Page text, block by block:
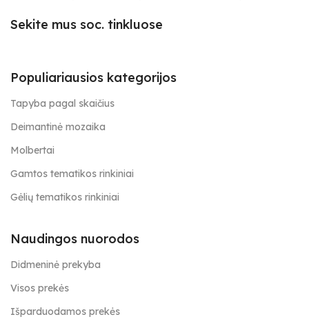
Sekite mus soc. tinkluose
Populiariausios kategorijos
Tapyba pagal skaičius
Deimantinė mozaika
Molbertai
Gamtos tematikos rinkiniai
Gėlių tematikos rinkiniai
Naudingos nuorodos
Didmeninė prekyba
Visos prekės
Išparduodamos prekės